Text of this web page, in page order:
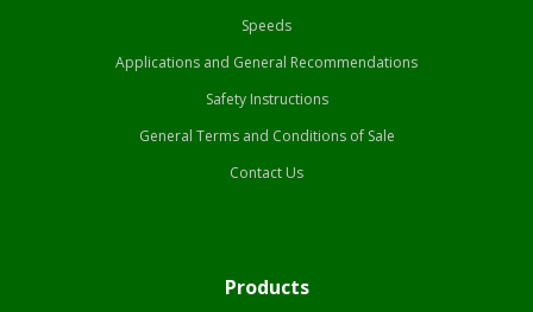
Speeds
Applications and General Recommendations
Safety Instructions
General Terms and Conditions of Sale
Contact Us
Products